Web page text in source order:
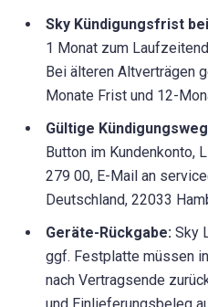
Sky Kündigungsfrist
1 Monat zum
Bei älteren Altverträgen
Monate Frist und 12-
Gültige
Button im Kundenkonto,
279 00, E-Mail an
Deutschland, 22033
Geräte-Rückgabe: Sky
ggf. Festplatte müssen
nach Vertragsende